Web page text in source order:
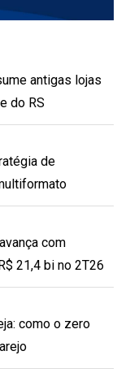
antigas lojas
do RS
de
com
21,4 bi no 2T26
como o zero